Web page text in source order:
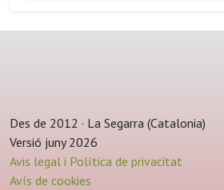
Des de 2012 · La Segarra (Catalonia)
Versió juny 2026
Avis legal i Política de privacitat
Avís de cookies